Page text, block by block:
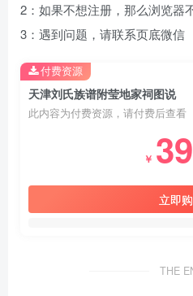
2：如果不想注册，那么浏览器
3：遇到问题，请联系页底微信
天津刘氏族谱附莹地家祠图说
此内容为付费资源，请付费后查看
￥ 39
立即
付费资源
THE